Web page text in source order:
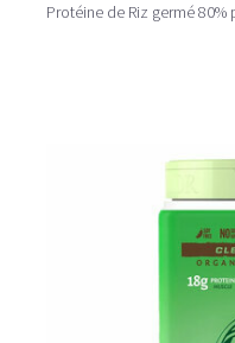
Protéine de Riz germé